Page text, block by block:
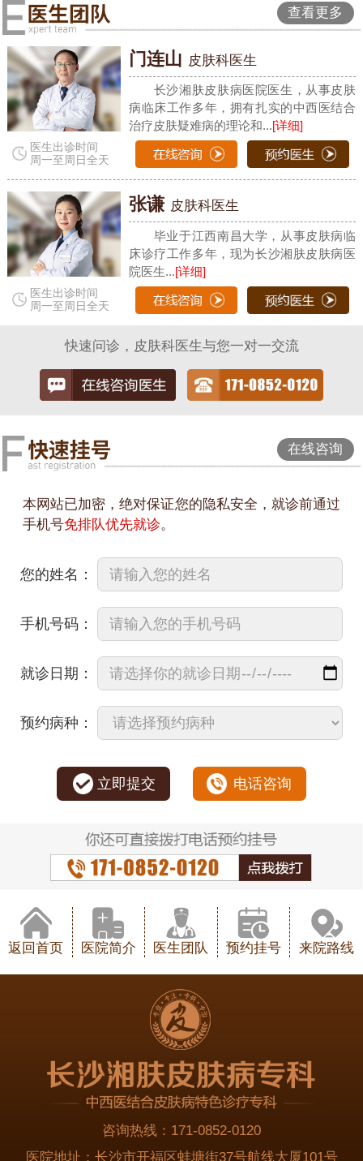
查看更多
医生出诊时间
周一至周日全天
门连山 皮肤科医生
长沙湘肤皮肤病医院医生，从事皮肤
病临床工作多年，拥有扎实的中西医结合
治疗皮肤疑难病的理论和...[详细]
医生出诊时间
周一至周日全天
张谦 皮肤科医生
毕业于江西南昌大学，从事皮肤病临
床诊疗工作多年，现为长沙湘肤皮肤病医
院医生...[详细]
快速问诊，皮肤科医生与您一对一交流
在线咨询
本网站已加密，绝对保证您的隐私安全，就诊前通过
手机号免排队优先就诊。
您的姓名：
手机号码：
就诊日期：
预约病种：
立即提交 电话咨询
返回首页 医院简介 医生团队 预约挂号 来院路线
咨询热线： 171-0852-0120
医院地址： 长沙市开福区蚌塘街37号航线大厦101号